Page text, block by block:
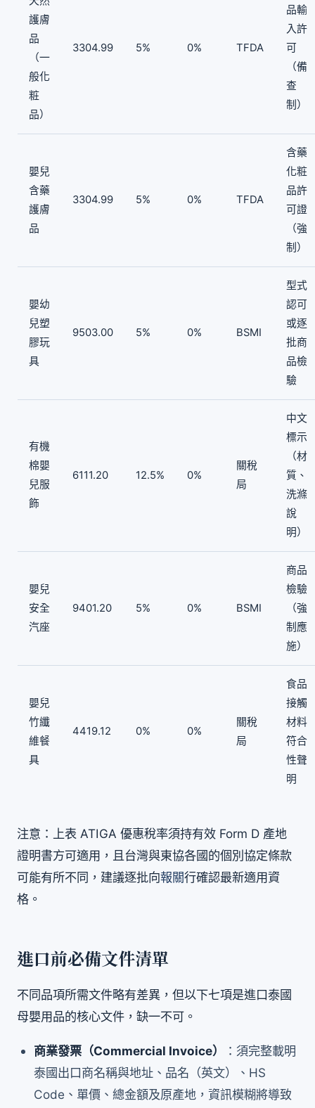
護膚
品
（一
般化
粧
品）
3304.99 5% 0% TFDA
品輸
入許
可
（備
查
制）
嬰兒
含藥
護膚
品
3304.99 5% 0% TFDA
含藥
化粧
品許
可證
（強
制）
嬰幼
兒塑
膠玩
具
9503.00 5% 0% BSMI
型式
認可
或逐
批商
品檢
驗
有機
棉嬰
兒服
飾
6111.20 12.5% 0%
關稅
局
中文
標示
（材
質、
洗滌
說
明）
嬰兒
安全
汽座
9401.20 5% 0% BSMI
商品
檢驗
（強
制應
施）
嬰兒
竹纖
維餐
具
4419.12 0% 0%
關稅
局
食品
接觸
材料
符合
性聲
明
注意：上表 ATIGA 優惠稅率須持有效 Form D 產地
證明書方可適用，且台灣與東協各國的個別協定條款
可能有所不同，建議逐批向報關行確認最新適用資
格。
進口前必備文件清單
不同品項所需文件略有差異，但以下七項是進口泰國
母嬰用品的核心文件，缺一不可。
商業發票（Commercial Invoice）
：須完整載明
泰國出口商名稱與地址、品名（英文）、HS
Code、單價、總金額及原產地，資訊模糊將導致